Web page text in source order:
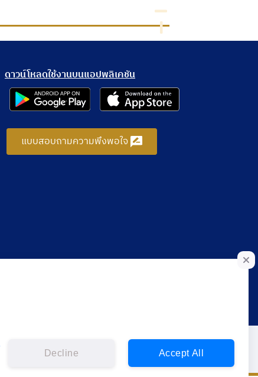
ดาวน์โหลดใช้งานบนแอปพลิเคชัน
แบบสอบถามความพึงพอใจ
Decline Accept All